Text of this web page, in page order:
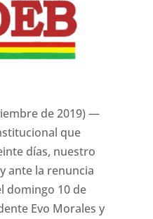
de 2019) —
que
días, nuestro
ante la renuncia
domingo 10 de
Evo Morales y